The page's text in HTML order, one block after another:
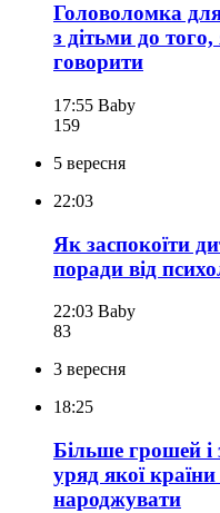
Головоломка
з дітьми до
говорити
17:55 Baby
159
5 вересня
22:03
Як заспокоїти
поради від
22:03 Baby
83
3 вересня
18:25
Більше грошей і
уряд якої
народжувати